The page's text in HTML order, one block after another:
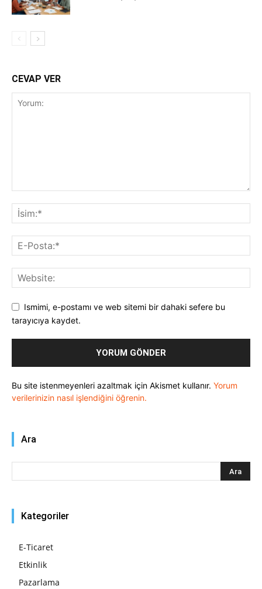
CEVAP VER
Ismimi, e-postamı ve web sitemi bir dahaki sefere bu
tarayıcıya kaydet.
Bu site istenmeyenleri azaltmak için Akismet kullanır. Yorum
verilerinizin nasıl işlendiğini öğrenin.
Ara
Kategoriler
E-Ticaret
Etkinlik
Pazarlama